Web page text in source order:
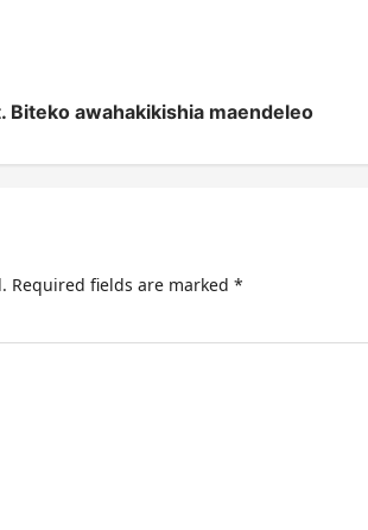
Biteko awahakikishia maendeleo
Required fields are marked *